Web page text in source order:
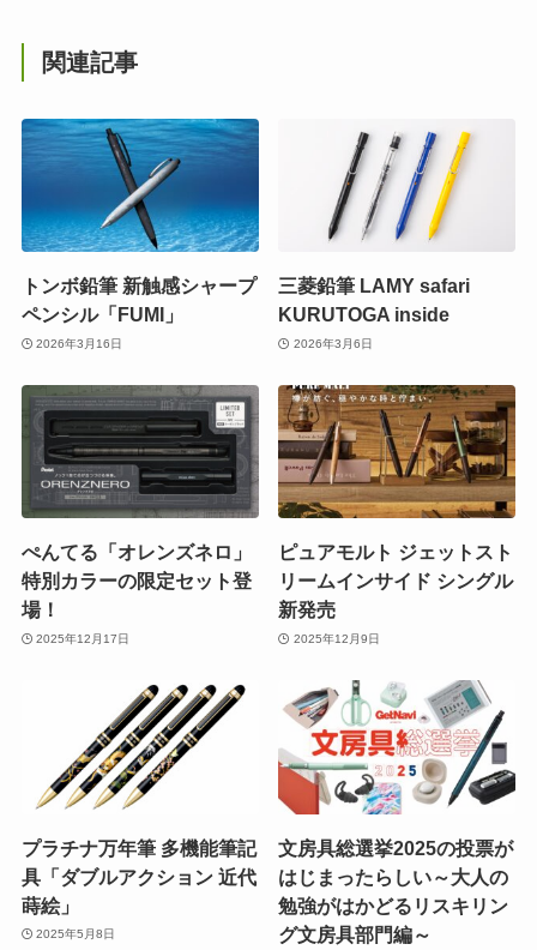
関連記事
トンボ鉛筆 新触感シャープ
ペンシル「FUMI」
2026年3月16日
三菱鉛筆 LAMY safari
KURUTOGA inside
2026年3月6日
ぺんてる「オレンズネロ」
特別カラーの限定セット登
場！
2025年12月17日
ピュアモルト ジェットスト
リームインサイド シングル
新発売
2025年12月9日
プラチナ万年筆 多機能筆記
具「ダブルアクション 近代
蒔絵」
2025年5月8日
文房具総選挙2025の投票が
はじまったらしい～大人の
勉強がはかどるリスキリン
グ文房具部門編～